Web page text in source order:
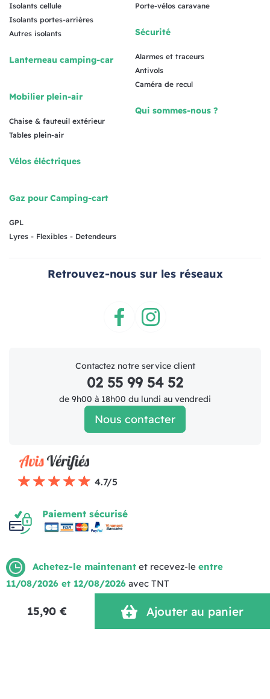
Achetez-le maintenant et recevez-le entre
11/08/2026 et 12/08/2026 avec TNT
15,90 € Ajouter au panier
Isolants cellule
Isolants portes-arrières
Autres isolants
Lanterneau camping-car
Mobilier plein-air
Chaise & fauteuil extérieur
Tables plein-air
Vélos éléctriques
Gaz pour Camping-cart
GPL
Lyres - Flexibles - Detendeurs
Porte-vélos caravane
Sécurité
Alarmes et traceurs
Antivols
Caméra de recul
Qui sommes-nous ?
Retrouvez-nous sur les réseaux
Contactez notre service client
02 55 99 54 52
de 9h00 à 18h00 du lundi au vendredi
Nous contacter
4.7/5
Paiement sécurisé
Mentions légales Politique de livraison
Politique de Confidentialité Réalisation MOTION4EVER